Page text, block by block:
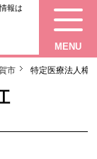
報は
MENU
市 特定医療法人樟